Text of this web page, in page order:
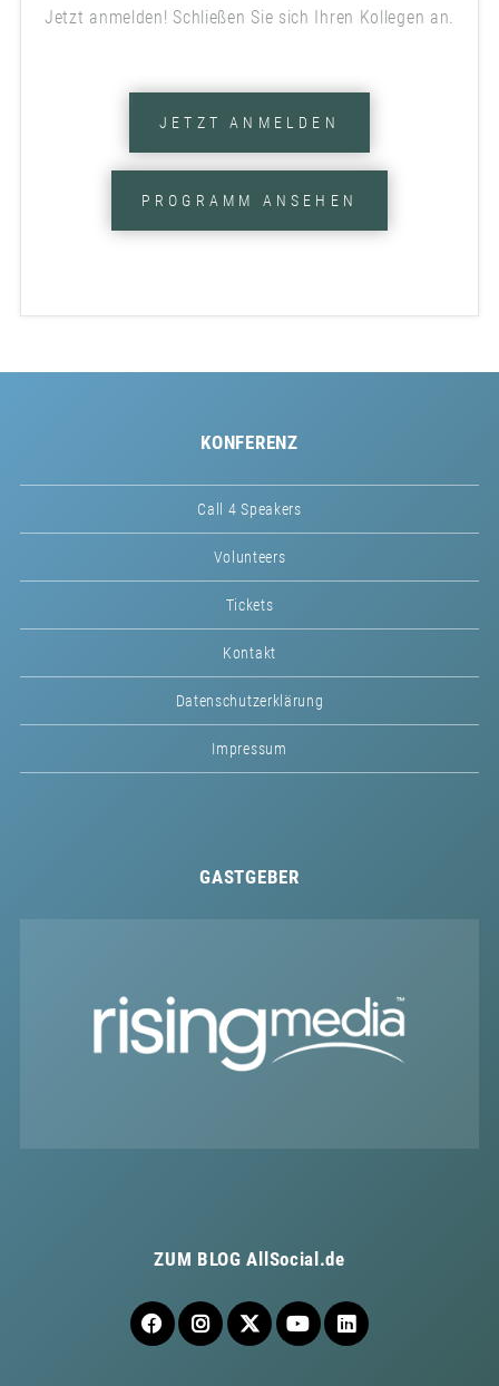
Jetzt anmelden! Schließen Sie sich Ihren Kollegen an.
JETZT ANMELDEN
PROGRAMM ANSEHEN
KONFERENZ
Call 4 Speakers
Volunteers
Tickets
Kontakt
Datenschutzerklärung
Impressum
GASTGEBER
ZUM BLOGAllSocial.de